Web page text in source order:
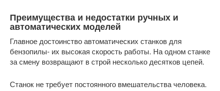
Преимущества и недостатки ручных и
автоматических моделей
Главное достоинство автоматических станков для
бензопилы- их высокая скорость работы. На одном станке
за смену возвращают в строй несколько десятков цепей.
Станок не требует постоянного вмешательства человека.